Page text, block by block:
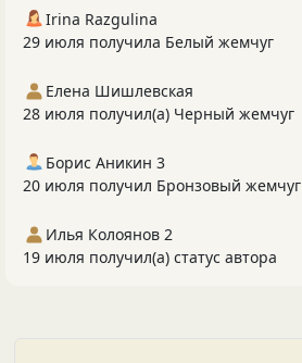
Irina Razgulina
29 июля получила Белый жемчуг
Елена Шишлевская
28 июля получил(а) Черный жемчуг
Борис Аникин 3
20 июля получил Бронзовый жемчуг
Илья Колоянов 2
19 июля получил(а) статус автора